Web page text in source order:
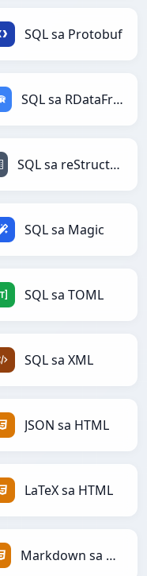
SQL sa Protobuf
SQL sa RDataFrame
SQL sa reStructuredText
SQL sa Magic
SQL sa TOML
SQL sa XML
JSON sa HTML
LaTeX sa HTML
Markdown sa HTML